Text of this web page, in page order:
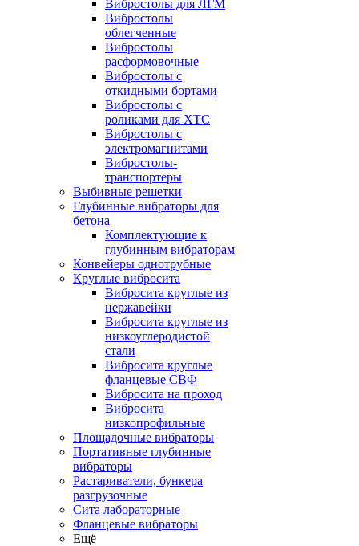
Вибростолы для ЛГМ
Вибростолы
облегченные
Вибростолы
расформовочные
Вибростолы с
откидными бортами
Вибростолы с
роликами для ХТС
Вибростолы с
электромагнитами
Вибростолы-
транспортеры
Выбивные решетки
Глубинные вибраторы для
бетона
Комплектующие к
глубинным вибраторам
Конвейеры однотрубные
Круглые вибросита
Вибросита круглые из
нержавейки
Вибросита круглые из
низкоуглеродистой
стали
Вибросита круглые
фланцевые СВФ
Вибросита на проход
Вибросита
низкопрофильные
Площадочные вибраторы
Портативные глубинные
вибраторы
Растариватели, бункера
разгрузочные
Сита лабораторные
Фланцевые вибраторы
Ещё